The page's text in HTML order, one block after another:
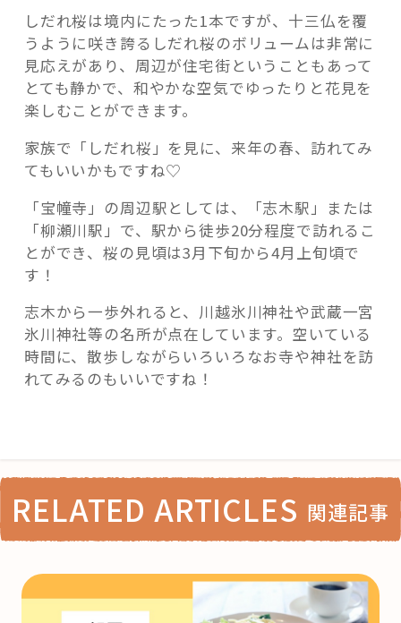
しだれ桜は境内にたった1本ですが、十三仏を覆
うように咲き誇るしだれ桜のボリュームは非常に
見応えがあり、周辺が住宅街ということもあって
とても静かで、和やかな空気でゆったりと花見を
楽しむことができます。
家族で「しだれ桜」を見に、来年の春、訪れてみ
てもいいかもですね♡
「宝幢寺」の周辺駅としては、「志木駅」または
「柳瀬川駅」で、駅から徒歩20分程度で訪れるこ
とができ、桜の見頃は3月下旬から4月上旬頃で
す！
志木から一歩外れると、川越氷川神社や武蔵一宮
氷川神社等の名所が点在しています。空いている
時間に、散歩しながらいろいろなお寺や神社を訪
れてみるのもいいですね！
RELATED ARTICLES 関連記事